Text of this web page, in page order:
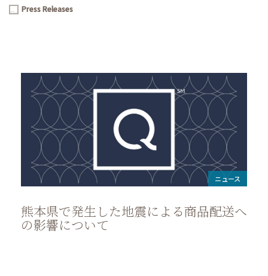
PressPress Releases
ニュース
熊本県で発生した地震による商品配送へ
の影響について